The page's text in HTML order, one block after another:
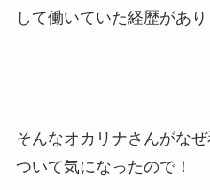
して働いていた経歴があり
そんなオカリナさんがな
ついて気になったので！